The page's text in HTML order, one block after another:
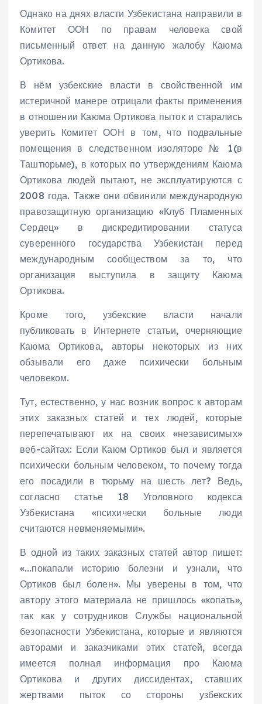
Однако на днях власти Узбекистана направили в
Комитет ООН по правам человека свой
письменный ответ на данную жалобу Каюма
Ортикова.
В нём узбекские власти в свойственной им
истеричной манере отрицали факты применения
в отношении Каюма Ортикова пыток и старались
уверить Комитет ООН в том, что подвальные
помещения в следственном изоляторе № 1(в
Таштюрьме), в которых по утверждениям Каюма
Ортикова людей пытают, не эксплуатируются с
2008 года. Также они обвинили международную
правозащитную организацию «Клуб Пламенных
Сердец» в дискредитировании статуса
суверенного государства Узбекистан перед
международным сообществом за то, что
организация выступила в защиту Каюма
Ортикова.
Кроме того, узбекские власти начали
публиковать в Интернете статьи, очерняющие
Каюма Ортикова, авторы некоторых из них
обзывали его даже психически больным
человеком.
Тут, естественно, у нас возник вопрос к авторам
этих заказных статей и тех людей, которые
перепечатывают их на своих «независимых»
веб-сайтах: Если Каюм Ортиков был и является
психически больным человеком, то почему тогда
его посадили в тюрьму на шесть лет? Ведь,
согласно статье 18 Уголовного кодекса
Узбекистана «психически больные люди
считаются невменяемыми».
В одной из таких заказных статей автор пишет:
«…покапали историю болезни и узнали, что
Ортиков был болен». Мы уверены в том, что
автору этого материала не пришлось «копать»,
так как у сотрудников Службы национальной
безопасности Узбекистана, которые и являются
авторами и заказчиками этих статей, всегда
имеется полная информация про Каюма
Ортикова и других диссидентах, ставших
жертвами пыток со стороны узбекских